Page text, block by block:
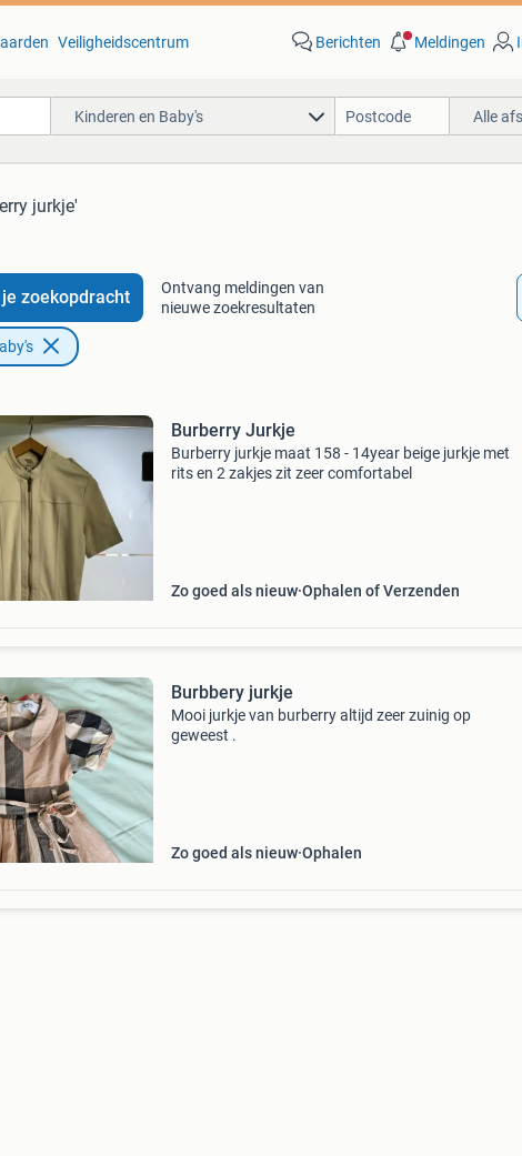
Veiligheidscentrum Berichten Meldingen
Kinderen en Baby's Alle
jurkje'
zoekopdracht
Ontvang meldingen van
nieuwe zoekresultaten
Burberry Jurkje
Burberry jurkje maat 158 - 14year beige jurkje met
rits en 2 zakjes zit zeer comfortabel
Zo goed als nieuw Ophalen of Verzenden
Burbbery jurkje
Mooi jurkje van burberry altijd zeer zuinig op
geweest .
Zo goed als nieuw Ophalen